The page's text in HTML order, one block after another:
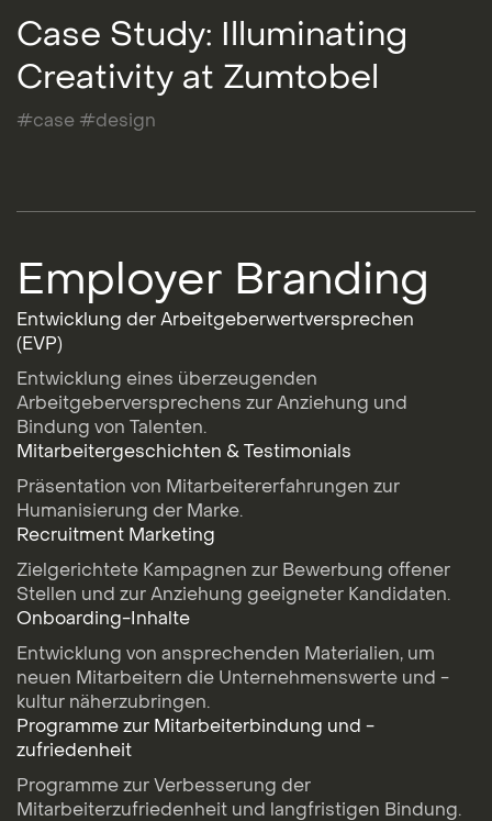
Case Study: Illuminating
Creativity at Zumtobel
#case #design
Employer Branding
Entwicklung der Arbeitgeberwertversprechen
(EVP)
Entwicklung eines überzeugenden
Arbeitgeberversprechens zur Anziehung und
Bindung von Talenten.
Mitarbeitergeschichten & Testimonials
Präsentation von Mitarbeitererfahrungen zur
Humanisierung der Marke.
Recruitment Marketing
Zielgerichtete Kampagnen zur Bewerbung offener
Stellen und zur Anziehung geeigneter Kandidaten.
Onboarding-Inhalte
Entwicklung von ansprechenden Materialien, um
neuen Mitarbeitern die Unternehmenswerte und -
kultur näherzubringen.
Programme zur Mitarbeiterbindung und -
zufriedenheit
Programme zur Verbesserung der
Mitarbeiterzufriedenheit und langfristigen Bindung.